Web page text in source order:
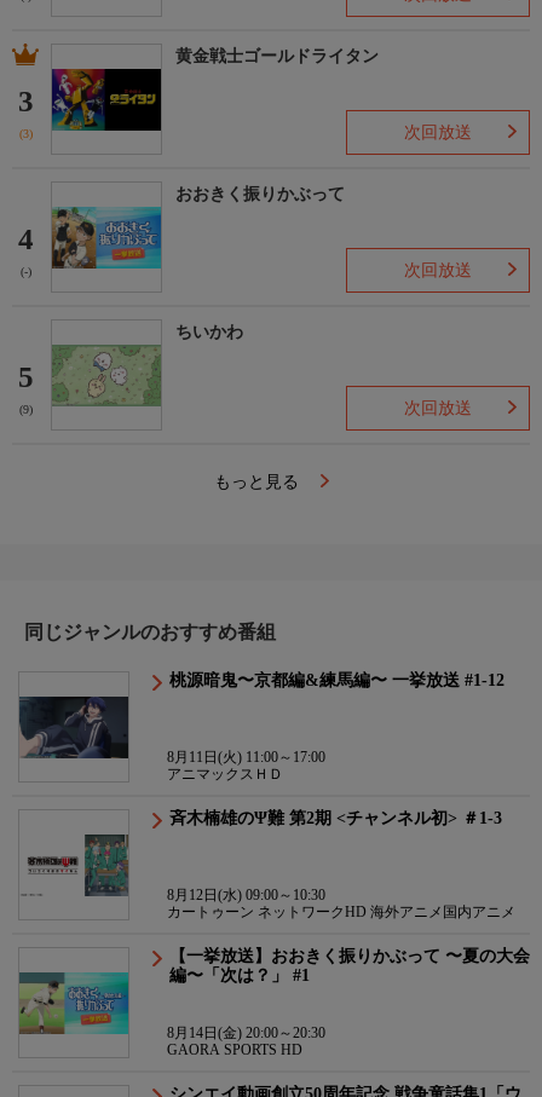
3
(3)
黄金戦士ゴールドライタン
次回放送
4
(-)
おおきく振りかぶって
次回放送
5
(9)
ちいかわ
次回放送
もっと見る
同じジャンルのおすすめ番組
桃源暗鬼〜京都編&練馬編〜 一挙放送 #1-12
8月11日(火) 11:00～17:00
アニマックスＨＤ
斉木楠雄のΨ難 第2期 <チャンネル初> ＃1-3
8月12日(水) 09:00～10:30
カートゥーン ネットワークHD 海外アニメ国内アニメ
【一挙放送】おおきく振りかぶって 〜夏の大会
編〜「次は？」 #1
8月14日(金) 20:00～20:30
GAORA SPORTS HD